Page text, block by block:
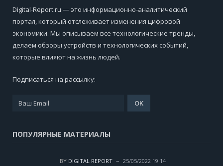
Digital-Report.ru — это информационно-аналитический
портал, который отслеживает изменения цифровой
экономики. Мы описываем все технологические тренды,
делаем обзоры устройств и технологических событий,
которые влияют на жизнь людей.
Подписаться на рассылку:
ПОПУЛЯРНЫЕ МАТЕРИАЛЫ
BY DIGITAL REPORT
25/05/2022 19:14